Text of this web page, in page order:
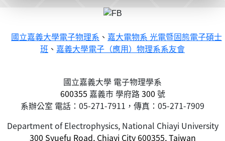
國立嘉義大學電子物理系 、 嘉大電物系 光電暨固態電子碩士
班 、 嘉義大學電子（應用）物理系系友會
國立嘉義大學 電子物理學系
600355 嘉義市學府路300 號
系辦公室 電話：05-271-7911，傳真：05-271-7909
Department of Electrophysics, National Chiayi University
300 Syuefu Road, Chiayi City 600355, Taiwan